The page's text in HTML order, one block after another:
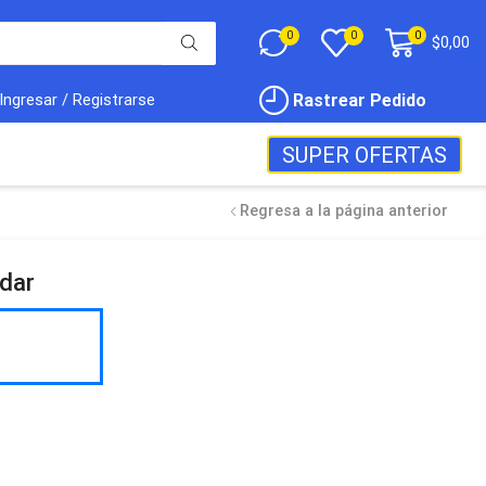
0 0 0 $0,00
Ingresar / Registrarse Rastrear Pedido
SUPER OFERTAS
Regresa a la página anterior